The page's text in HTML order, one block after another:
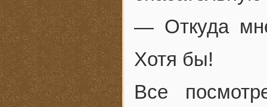
— Откуда
Хотя бы!
Все